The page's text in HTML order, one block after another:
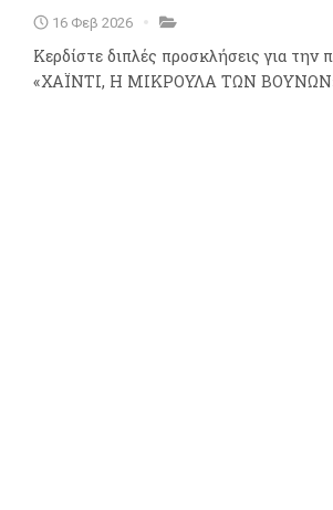
16 Φεβ 2026
Κερδίστε διπλές προσκλήσεις για την
«ΧΑΪΝΤΙ, Η ΜΙΚΡΟΥΛΑ ΤΩΝ ΒΟΥΝΩΝ»